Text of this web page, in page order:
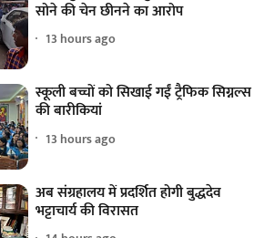
सोने की चेन छीनने का आरोप
13 hours ago
स्कूली बच्चों को सिखाई गईं ट्रैफिक सिग्नल्स
की बारीकियां
13 hours ago
अब संग्रहालय में प्रदर्शित होगी बुद्धदेव
भट्टाचार्य की विरासत